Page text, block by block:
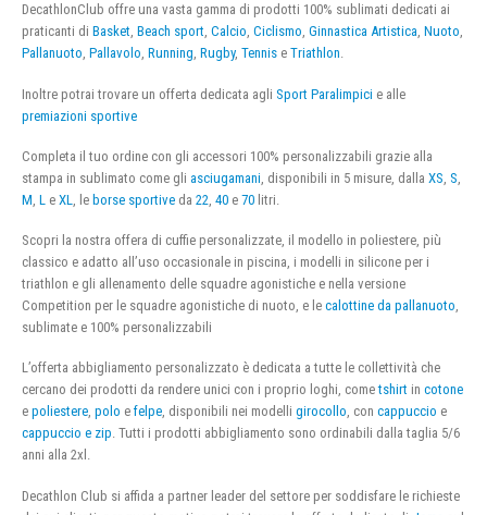
DecathlonClub offre una vasta gamma di prodotti 100% sublimati dedicati ai
praticanti di Basket, Beach sport, Calcio, Ciclismo, Ginnastica Artistica, Nuoto,
Pallanuoto, Pallavolo, Running, Rugby, Tennis e Triathlon.
Inoltre potrai trovare un offerta dedicata agli Sport Paralimpici e alle
premiazioni sportive
Completa il tuo ordine con gli accessori 100% personalizzabili grazie alla
stampa in sublimato come gli asciugamani , disponibili in 5 misure, dalla XS S
M L e XL , le borse sportive da 22 40 e 70 litri.
Scopri la nostra offera di cuffie personalizzate, il modello in poliestere, più
classico e adatto all’uso occasionale in piscina, i modelli in silicone per i
triathlon e gli allenamento delle squadre agonistiche e nella versione
Competition per le squadre agonistiche di nuoto, e le calottine da pallanuoto,
sublimate e 100% personalizzabili
L’offerta abbigliamento personalizzato è dedicata a tutte le collettività che
cercano dei prodotti da rendere unici con i proprio loghi, cometshirt in cotone
e poliestere, polo e felpe, disponibili nei modelli girocollo, con cappuccio e
cappuccio e zip. Tutti i prodotti abbigliamento sono ordinabili dalla taglia 5/6
anni alla 2xl.
Decathlon Club si affida a partner leader del settore per soddisfare le richieste